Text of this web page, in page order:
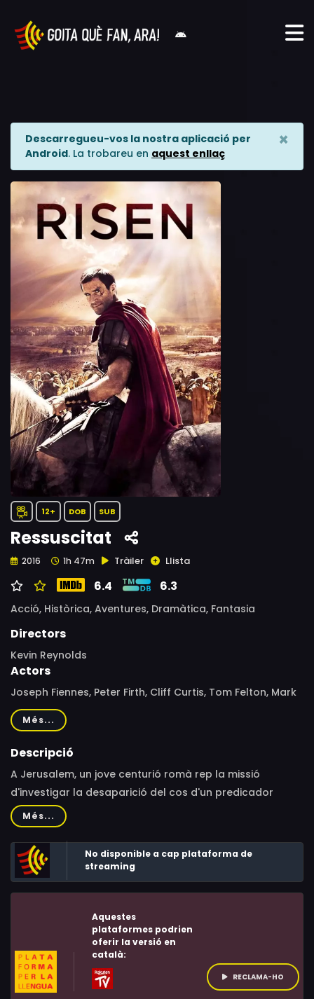
Descarregueu-vos la nostra aplicació per
Android. La trobareu en aquest enllaç
×
12+ DOB SUB
Ressuscitat
2016 1h 47m Tràiler Llista
6.4 6.3
Acció, Històrica, Aventures, Dramàtica, Fantasia
Directors
Kevin Reynolds
Actors
Joseph Fiennes, Peter Firth, Cliff Curtis, Tom Felton, Mark
Killeen, María Botto, Mish Boyko, Selva Rasalingam,
Stewart Scudamore, Antonio Gil, Stephen Hagan,
Stephen Greif, Andy Gathergood, Jovan Pisani, Luis
Tardón, Àlex Maruny, Paco Manzanedo, Tomás Pozzi,
Karim Saleh, Jacob Yakob, Mario de la Rosa, Ramiro
Alonso, Clare Agius, Margaret Jackman, Beppe Abela,
Manolo Caro, Joe Manjón
Més...
Descripció
A Jerusalem, un jove centurió romà rep la missió
d'investigar la desaparició del cos d'un predicador
natzarè crucificat tres dies abans.
Més...
No disponible a cap plataforma de
streaming
Aquestes
plataformes podrien
oferir la versió en
català:
RECLAMA-HO